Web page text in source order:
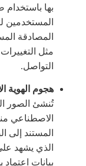
بها
المستخدمين
المصادقة
مثل
التواصل.
هجوم الهوية
تُنشئ الصور
الاصطناعي
المستند إلى
الذي يشهد
بيانات